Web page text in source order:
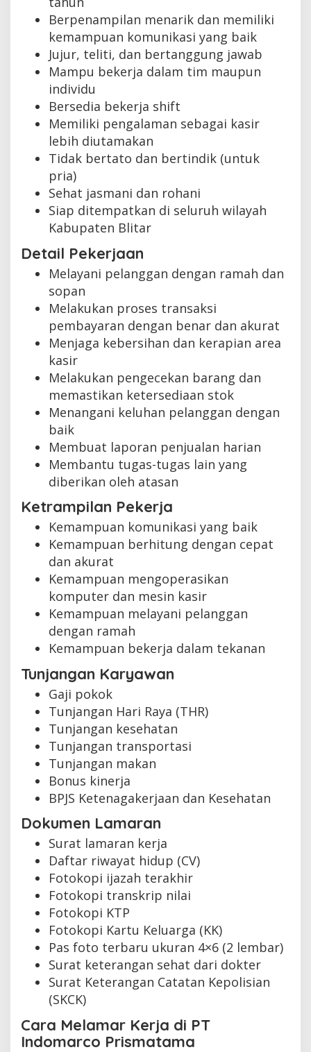
Berpenampilan menarik dan memiliki
kemampuan komunikasi yang baik
Jujur, teliti, dan bertanggung jawab
Mampu bekerja dalam tim maupun
individu
Bersedia bekerja shift
Memiliki pengalaman sebagai kasir
lebih diutamakan
Tidak bertato dan bertindik (untuk
pria)
Sehat jasmani dan rohani
Siap ditempatkan di seluruh wilayah
Kabupaten Blitar
Detail Pekerjaan
Melayani pelanggan dengan ramah dan
sopan
Melakukan proses transaksi
pembayaran dengan benar dan akurat
Menjaga kebersihan dan kerapian area
kasir
Melakukan pengecekan barang dan
memastikan ketersediaan stok
Menangani keluhan pelanggan dengan
baik
Membuat laporan penjualan harian
Membantu tugas-tugas lain yang
diberikan oleh atasan
Ketrampilan Pekerja
Kemampuan komunikasi yang baik
Kemampuan berhitung dengan cepat
dan akurat
Kemampuan mengoperasikan
komputer dan mesin kasir
Kemampuan melayani pelanggan
dengan ramah
Kemampuan bekerja dalam tekanan
Tunjangan Karyawan
Gaji pokok
Tunjangan Hari Raya (THR)
Tunjangan kesehatan
Tunjangan transportasi
Tunjangan makan
Bonus kinerja
BPJS Ketenagakerjaan dan Kesehatan
Dokumen Lamaran
Surat lamaran kerja
Daftar riwayat hidup (CV)
Fotokopi ijazah terakhir
Fotokopi transkrip nilai
Fotokopi KTP
Fotokopi Kartu Keluarga (KK)
Pas foto terbaru ukuran 4×6 (2 lembar)
Surat keterangan sehat dari dokter
Surat Keterangan Catatan Kepolisian
(SKCK)
Cara Melamar Kerja di PT
Indomarco Prismatama